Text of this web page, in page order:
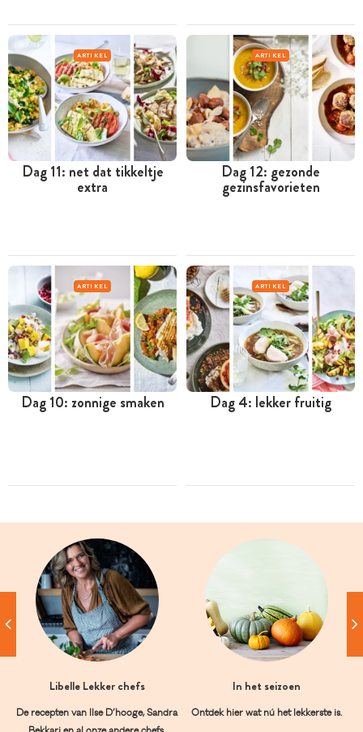
ARTIKEL
Dag 11: net dat tikkeltje
extra
ARTIKEL
Dag 12: gezonde
gezinsfavorieten
ARTIKEL
Dag 10: zonnige smaken
ARTIKEL
Dag 4: lekker fruitig
Libelle Lekker chefs
De recepten van Ilse D’hooge, Sandra
In het seizoen
Ontdek hier wat nú het lekkerste is.